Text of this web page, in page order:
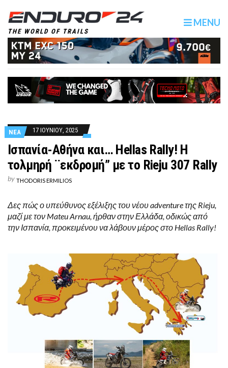
THE WORLD OF TRAILS
MENU
ΝΕΑ 17 ΙΟΥΝΙΟΥ, 2025
Ισπανία-Αθήνα και… Hellas Rally! Η
τολμηρή ¨εκδρομή” με το Rieju 307 Rally
by THODORIS ERMILIOS
Δες πώς ο υπεύθυνος εξέλιξης του νέου adventure της Rieju,
μαζί με τον Mateu Arnau, ήρθαν στην Ελλάδα, οδικώς από
την Ισπανία, προκειμένου να λάβουν μέρος στο Hellas Rally!